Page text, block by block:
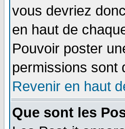
vous devriez
en haut de
Pouvoir poster
permissions sont
Revenir en haut
Que sont les